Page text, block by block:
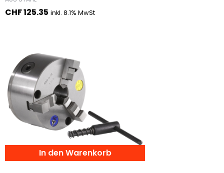
CHF125.35 inkl. 8.1% MwSt
In den Warenkorb